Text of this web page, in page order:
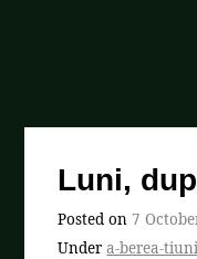
Luni,
Posted on 7
Undera-berea-tiuni